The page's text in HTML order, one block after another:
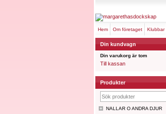
hem om företaget klubbar
Din kundvagn
Din varukorg är tom
Till kassan
Produkter
NALLAR O ANDRA DJUR